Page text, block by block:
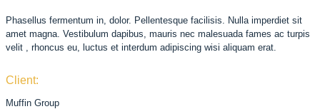
Phasellus fermentum in, dolor. Pellentesque facilisis. Nulla imperdiet sit
amet magna. Vestibulum dapibus, mauris nec malesuada fames ac turpis
velit , rhoncus eu, luctus et interdum adipiscing wisi aliquam erat.
Client:
Muffin Group